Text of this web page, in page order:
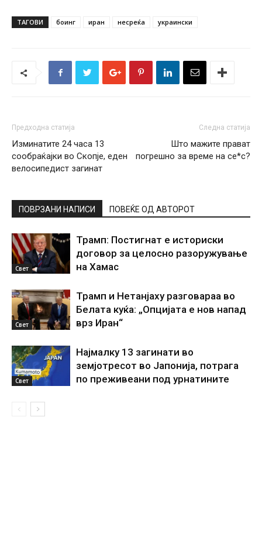
ТАГОВИ боинг иран несреќа украински
Предходна статија
Изминатите 24 часа 13
сообраќајки во Скопје, еден
велосипедист загинат
Следна статија
Што мажите прават
погрешно за време на се*с?
ПОВРЗАНИ НАПИСИ ПОВЕЌЕ ОД АВТОРОТ
Свет
Трамп: Постигнат е историски
договор за целосно разоружување
на Хамас
Свет
Трамп и Нетанјаху разговараа во
Белата куќа: „Опцијата е нов напад
врз Иран“
Свет
Најмалку 13 загинати во
земјотресот во Јапонија, потрага
по преживеани под урнатините